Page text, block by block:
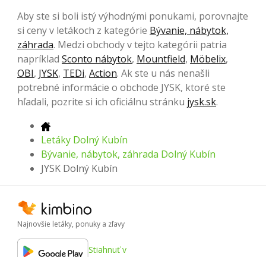
Aby ste si boli istý výhodnými ponukami, porovnajte
si ceny v letákoch z kategórie Bývanie, nábytok,
záhrada. Medzi obchody v tejto kategórii patria
napríklad Sconto nábytok, Mountfield, Möbelix,
OBI, JYSK, TEDi, Action. Ak ste u nás nenašli
potrebné informácie o obchode JYSK, ktoré ste
hľadali, pozrite si ich oficiálnu stránku jysk.sk.
Letáky Dolný Kubín
Bývanie, nábytok, záhrada Dolný Kubín
JYSK Dolný Kubín
Najnovšie letáky, ponuky a zľavy
Stiahnuť v